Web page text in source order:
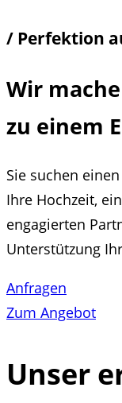
/ Perfektion
Wir
zu einem
Sie suchen
Ihre Hochzeit,
engagierten
Unterstützung
Anfragen
Zum Angebot
Unser